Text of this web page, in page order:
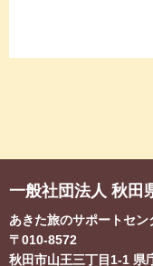
一般社団法人 秋田
あきた旅のサポートセ
〒010-8572
秋田市山王三丁目1-1 県